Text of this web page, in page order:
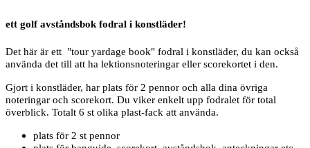
ett golf avståndsbok fodral i konstläder!
Det här är ett "tour yardage book" fodral i konstläder, du kan också
använda det till att ha lektionsnoteringar eller scorekortet i den.
Gjort i konstläder, har plats för 2 pennor och alla dina övriga
noteringar och scorekort. Du viker enkelt upp fodralet för total
överblick. Totalt 6 st olika plast-fack att använda.
plats för 2 st pennor